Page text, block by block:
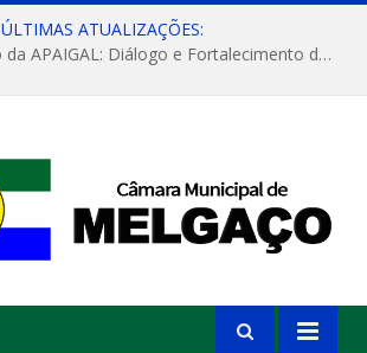
ÚLTIMAS ATUALIZAÇÕES:
Convite: Encontro da APAIGAL: Diálogo e Fortalecimento da Agricultura Familiar